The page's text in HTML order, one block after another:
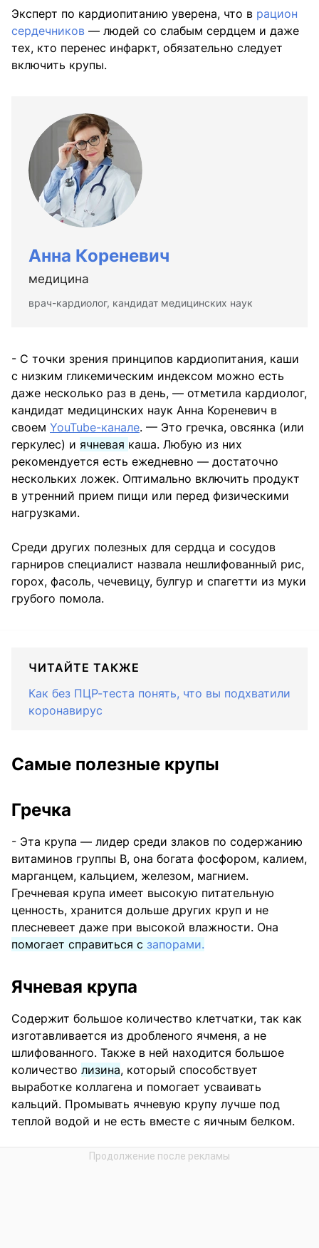
Эксперт по кардиопитанию уверена, что в рацион
сердечников — людей со слабым сердцем и даже
тех, кто перенес инфаркт, обязательно следует
включить крупы.
Анна Кореневич
медицина
врач-кардиолог, кандидат медицинских наук
- С точки зрения принципов кардиопитания, каши
с низким гликемическим индексом можно есть
даже несколько раз в день, — отметила кардиолог,
кандидат медицинских наук Анна Кореневич в
своем YouTube-канале. — Это гречка, овсянка (или
геркулес) и ячневая каша. Любую из них
рекомендуется есть ежедневно — достаточно
нескольких ложек. Оптимально включить продукт
в утренний прием пищи или перед физическими
нагрузками.
Среди других полезных для сердца и сосудов
гарниров специалист назвала нешлифованный рис,
горох, фасоль, чечевицу, булгур и спагетти из муки
грубого помола.
ЧИТАЙТЕ ТАКЖЕ
Как без ПЦР-теста понять, что вы подхватили
коронавирус
Самые полезные крупы
Гречка
- Эта крупа — лидер среди злаков по содержанию
витаминов группы В, она богата фосфором, калием,
марганцем, кальцием, железом, магнием.
Гречневая крупа имеет высокую питательную
ценность, хранится дольше других круп и не
плесневеет даже при высокой влажности. Она
помогает справиться с запорами.
Ячневая крупа
Содержит большое количество клетчатки, так как
изготавливается из дробленого ячменя, а не
шлифованного. Также в ней находится большое
количество лизина, который способствует
выработке коллагена и помогает усваивать
кальций. Промывать ячневую крупу лучше под
теплой водой и не есть вместе с яичным белком.